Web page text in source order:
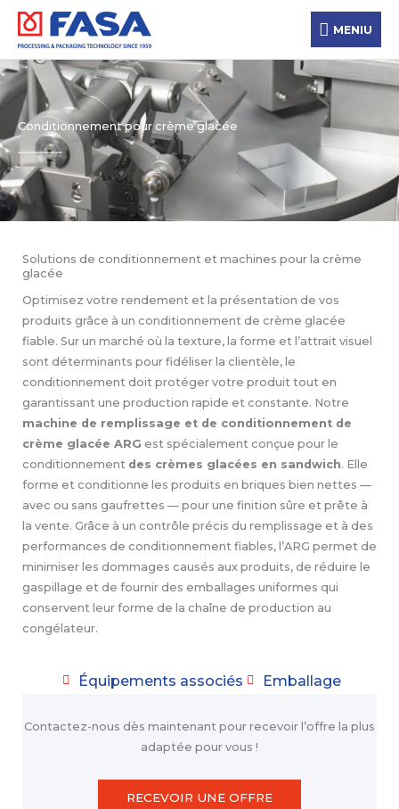
Aller
contenu
MENIU
MENIU
Conditionnement pour crème glacée
Solutions de conditionnement et machines pour la crème
glacée
Optimisez votre rendement et la présentation de vos
produits grâce à un conditionnement de crème glacée
fiable. Sur un marché où la texture, la forme et l’attrait visuel
sont déterminants pour fidéliser la clientèle, le
conditionnement doit protéger votre produit tout en
garantissant une production rapide et constante. Notre
machine de remplissage et de conditionnement de
crème glacée ARG est spécialement conçue pour le
conditionnement des crèmes glacées en sandwich. Elle
forme et conditionne les produits en briques bien nettes —
avec ou sans gaufrettes — pour une finition sûre et prête à
la vente. Grâce à un contrôle précis du remplissage et à des
performances de conditionnement fiables, l’ARG permet de
minimiser les dommages causés aux produits, de réduire le
gaspillage et de fournir des emballages uniformes qui
conservent leur forme de la chaîne de production au
congélateur.
Équipements associés Emballage
Contactez-nous dès maintenant pour recevoir l’offre la plus
adaptée pour vous !
RECEVOIR UNE OFFRE